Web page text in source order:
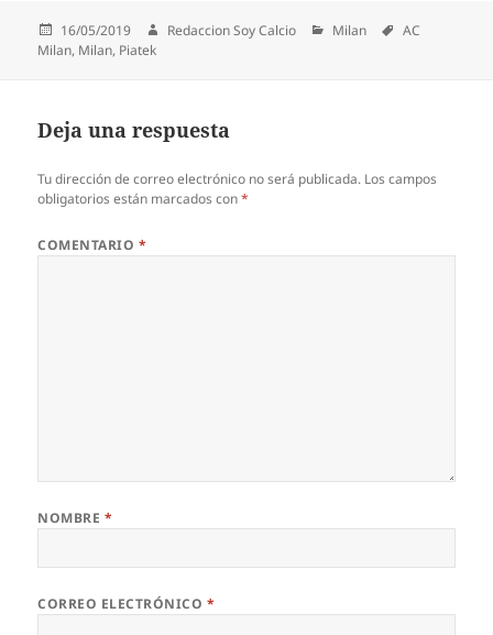
Publicado
el
16/05/2019 Autor
Redaccion Soy Calcio Categorías
Milan Etiquetas
AC
Milan, Milan, Piatek
Deja una respuesta
Tu dirección de correo electrónico no será publicada. Los campos
obligatorios están marcados con*
COMENTARIO *
NOMBRE *
CORREO ELECTRÓNICO *